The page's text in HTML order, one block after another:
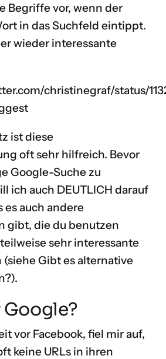
Begriffe vor, wenn der
in das Suchfeld eintippt.
wieder interessante
christinegraf/status/
ist diese
oft sehr hilfreich. Bevor
Google-Suche zu
ich auch DEUTLICH darauf
es auch andere
gibt, die du benutzen
sehr interessante
(siehe Gibt es alternative
).
Google?
vor Facebook, fiel mir auf,
keine URLs in ihren